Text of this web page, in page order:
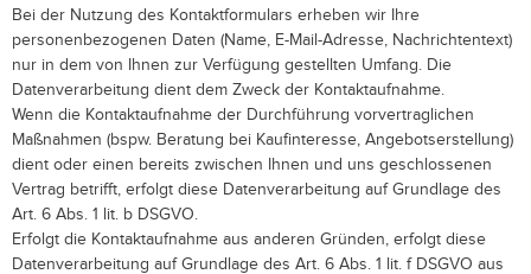
Bei der Nutzung des Kontaktformulars erheben wir Ihre
personenbezogenen Daten (Name, E-Mail-Adresse, Nachrichtentext)
nur in dem von Ihnen zur Verfügung gestellten Umfang. Die
Datenverarbeitung dient dem Zweck der Kontaktaufnahme.
Wenn die Kontaktaufnahme der Durchführung vorvertraglichen
Maßnahmen (bspw. Beratung bei Kaufinteresse, Angebotserstellung)
dient oder einen bereits zwischen Ihnen und uns geschlossenen
Vertrag betrifft, erfolgt diese Datenverarbeitung auf Grundlage des
Art. 6 Abs. 1 lit. b DSGVO.
Erfolgt die Kontaktaufnahme aus anderen Gründen, erfolgt diese
Datenverarbeitung auf Grundlage des Art. 6 Abs. 1 lit. f DSGVO aus